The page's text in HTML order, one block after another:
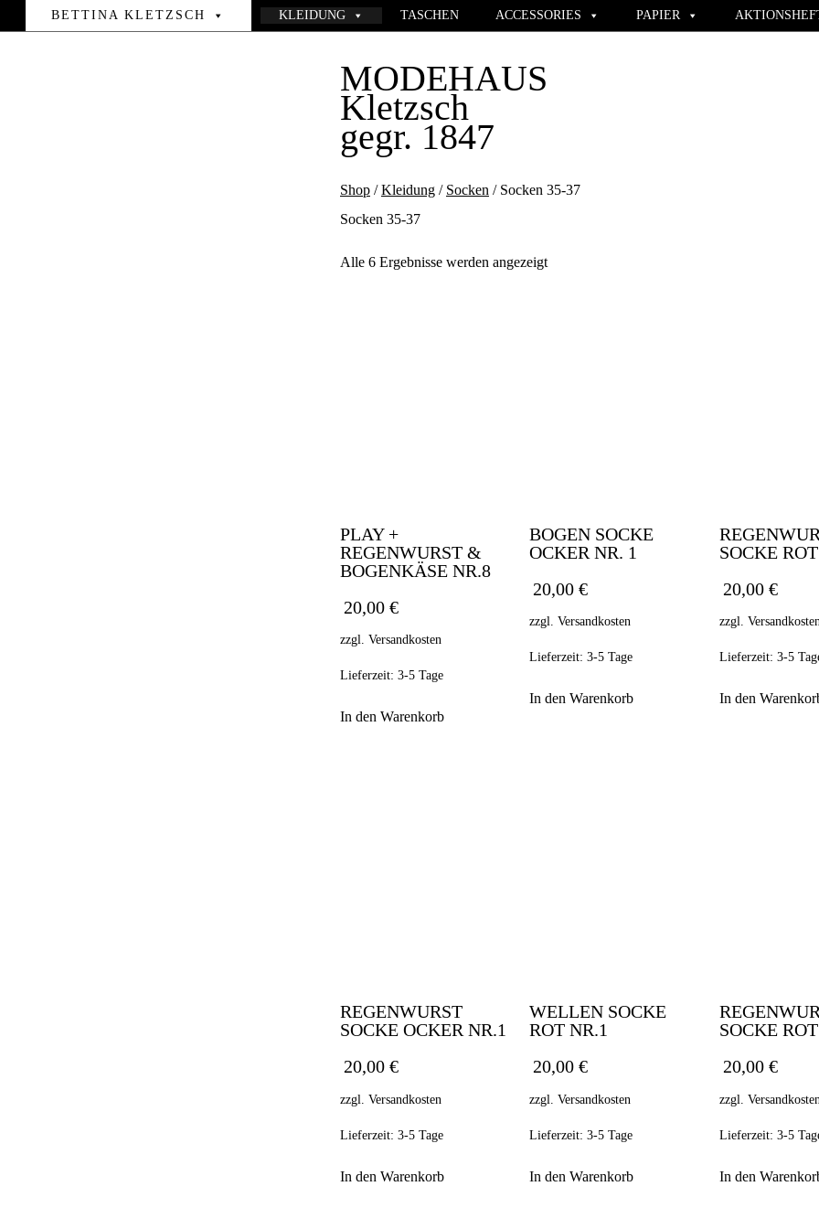
MODEHAUS
Kletzsch
gegr. 1847
BETTINA KLETZSCH KLEIDUNG TASCHEN ACCESSORIES PAPIER
Shop /Kleidung / Socken / Socken 35-37
Socken 35-37
Alle 6 Ergebnisse werden angezeigtNach
PLAY +
REGENWURST &
BOGENKÄSE NR.8
20,00 €
zzgl. Versandkosten
Lieferzeit: 3-5 Tage
In den Warenkorb
BOGEN SOCKE
OCKER NR. 1
20,00€
zzgl.Versandkosten
Lieferzeit:3-5 Tage
In den Warenkorb
SOCKE
20,00 €
zzgl. Versandkosten
Lieferzeit: 3-5
In den
REGENWURST
SOCKE OCKER NR.1
20,00 €
zzgl. Versandkosten
Lieferzeit: 3-5 Tage
In den Warenkorb
WELLEN SOCKE
ROT NR.1
20,00€
zzgl.Versandkosten
Lieferzeit:3-5 Tage
In den Warenkorb
SOCKE
20,00 €
zzgl. Versandkosten
Lieferzeit: 3-5
In den